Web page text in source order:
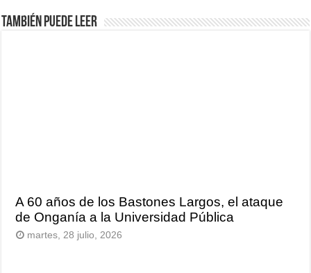
También puede leer
A 60 años de los Bastones Largos, el ataque
de Onganía a la Universidad Pública
martes, 28 julio, 2026